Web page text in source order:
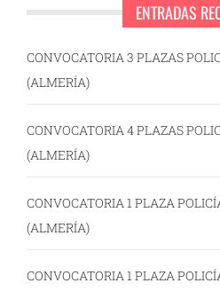
ENTRADAS
CONVOCATORIA 3 PLAZAS
(ALMERÍA)
CONVOCATORIA 4 PLAZAS
(ALMERÍA)
CONVOCATORIA 1 PLAZA
(ALMERÍA)
CONVOCATORIA 1 PLAZA